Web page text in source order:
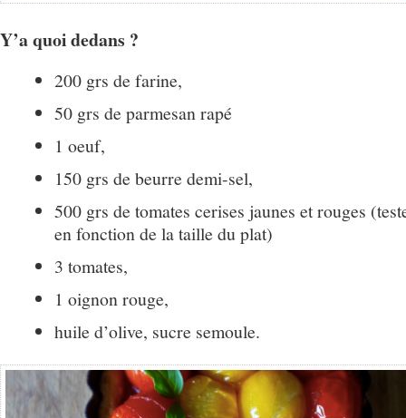
Y’a quoi dedans ?
200 grs de farine,
50 grs de parmesan rapé
1 oeuf,
150 grs de beurre demi-sel,
500 grs de tomates cerises jaunes et rouges
en fonction de la taille du plat)
3 tomates,
1 oignon rouge,
huile d’olive, sucre semoule.